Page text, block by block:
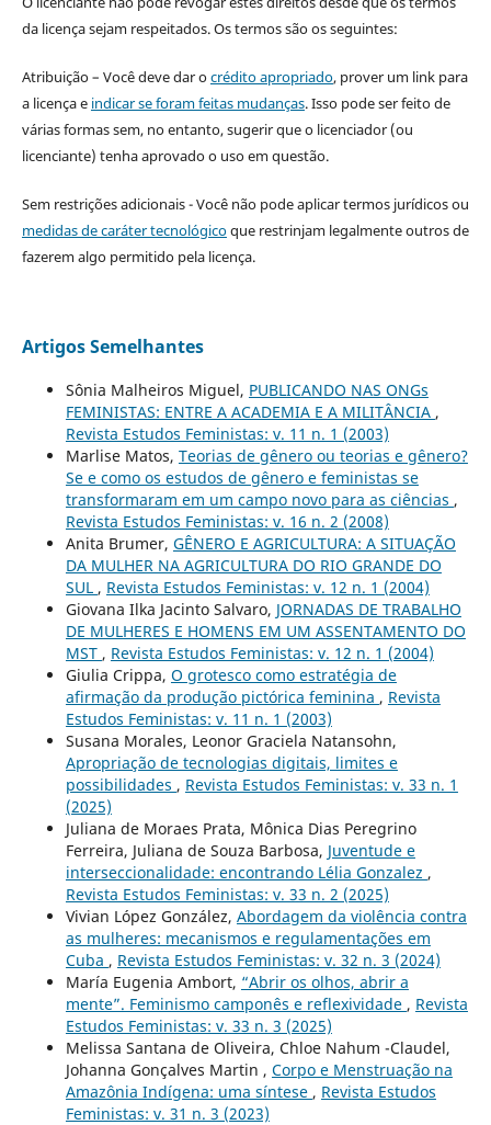
da licença sejam respeitados. Os termos são os seguintes:
Atribuição – Você deve dar ocrédito apropriado, prover um link para
a licença e indicar se foram feitas mudanças. Isso pode ser feito de
várias formas sem, no entanto, sugerir que o licenciador (ou
licenciante) tenha aprovado o uso em questão.
Sem restrições adicionais - Você não pode aplicar termos jurídicos ou
medidas de caráter tecnológicoque restrinjam legalmente outros de
fazerem algo permitido pela licença.
Artigos Semelhantes
Sônia Malheiros Miguel, PUBLICANDO NAS ONGs
FEMINISTAS: ENTRE A ACADEMIA E A MILITÂNCIA ,
Revista Estudos Feministas: v. 11 n. 1 (2003)
Marlise Matos, Teorias de gênero ou teorias e gênero?
Se e como os estudos de gênero e feministas se
transformaram em um campo novo para as ciências ,
Revista Estudos Feministas: v. 16 n. 2 (2008)
Anita Brumer, GÊNERO E AGRICULTURA: A SITUAÇÃO
DA MULHER NA AGRICULTURA DO RIO GRANDE DO
SUL , Revista Estudos Feministas: v. 12 n. 1 (2004)
Giovana Ilka Jacinto Salvaro, JORNADAS DE TRABALHO
DE MULHERES E HOMENS EM UM ASSENTAMENTO DO
MST , Revista Estudos Feministas: v. 12 n. 1 (2004)
Giulia Crippa, O grotesco como estratégia de
afirmação da produção pictórica feminina , Revista
Estudos Feministas: v. 11 n. 1 (2003)
Susana Morales, Leonor Graciela Natansohn,
Apropriação de tecnologias digitais, limites e
possibilidades , Revista Estudos Feministas: v. 33 n. 1
(2025)
Juliana de Moraes Prata, Mônica Dias Peregrino
Ferreira, Juliana de Souza Barbosa, Juventude e
interseccionalidade: encontrando Lélia Gonzalez ,
Revista Estudos Feministas: v. 33 n. 2 (2025)
Vivian López González, Abordagem da violência contra
as mulheres: mecanismos e regulamentações em
Cuba , Revista Estudos Feministas: v. 32 n. 3 (2024)
María Eugenia Ambort, “Abrir os olhos, abrir a
mente”. Feminismo camponês e reflexividade , Revista
Estudos Feministas: v. 33 n. 3 (2025)
Melissa Santana de Oliveira, Chloe Nahum -Claudel,
Johanna Gonçalves Martin , Corpo e Menstruação na
Amazônia Indígena: uma síntese , Revista Estudos
Feministas: v. 31 n. 3 (2023)